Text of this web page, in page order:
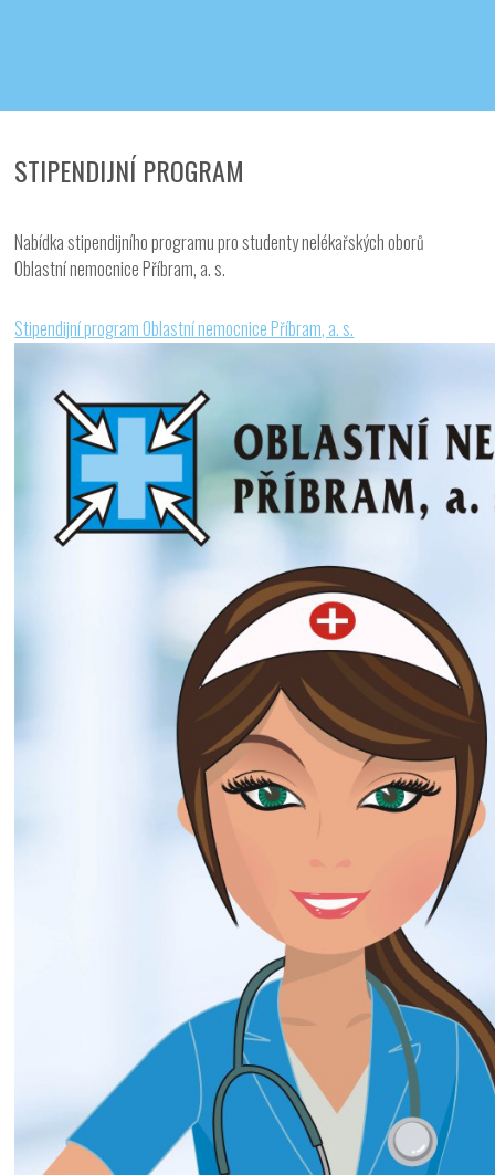
STIPENDIJNÍ PROGRAM
Nabídka stipendijního programu pro studenty nelékařských oborů
Oblastní nemocnice Příbram, a. s.
Stipendijní program Oblastní nemocnice Příbram, a. s.